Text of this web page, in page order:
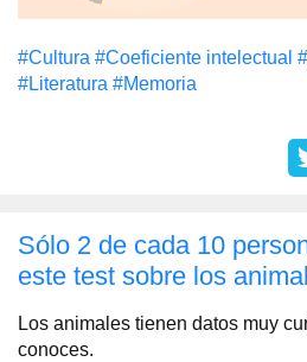
#Cultura #Coeficiente intelectual
#Literatura #Memoria
Sólo 2 de cada 10
este test sobre los
Los animales tienen datos muy
conoces.